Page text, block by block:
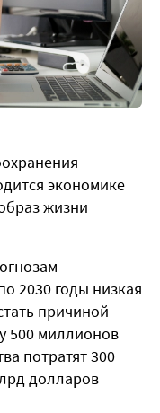
экономике
жизни
2030 годы низкая
причиной
500 миллионов
потратят 300
долларов